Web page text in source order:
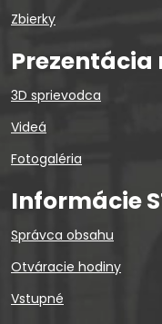
Zbierky
Prezentácia
3D sprievodca
Videá
Fotogaléria
Informácie
Správca obsahu
Otváracie hodiny
Vstupné